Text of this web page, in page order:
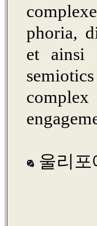
phoria,
et ainsi
울리